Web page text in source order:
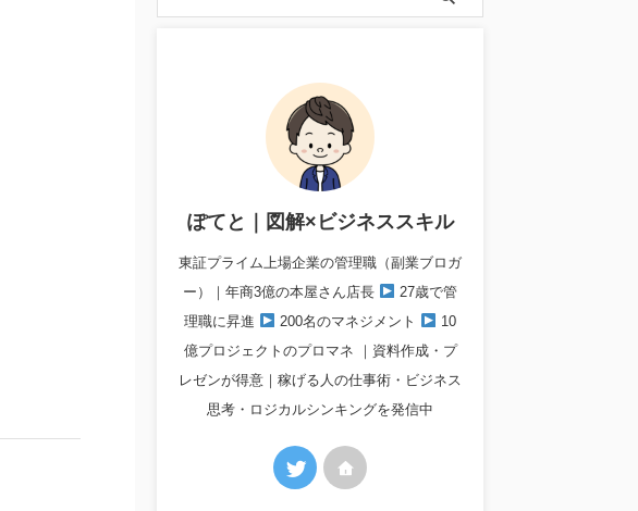
ぽてと｜図解×ビジネススキル
東証プライム上場企業の管理職（副業ブロガ
ー）｜年商3億の本屋さん店長
27歳で管
理職に昇進
200名のマネジメント
10
億プロジェクトのプロマネ ｜資料作成・プ
レゼンが得意｜稼げる人の仕事術・ビジネス
思考・ロジカルシンキングを発信中